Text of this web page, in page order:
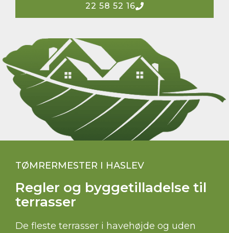
22 58 52 16
TØMRERMESTER I HASLEV
Regler og byggetilladelse til
terrasser
De fleste terrasser i havehøjde og uden